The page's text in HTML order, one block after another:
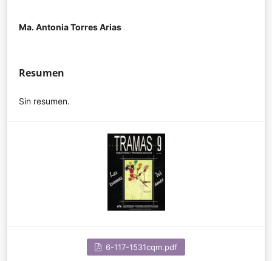
Ma. Antonia Torres Arias
Resumen
Sin resumen.
6-117-1531cqm.pdf